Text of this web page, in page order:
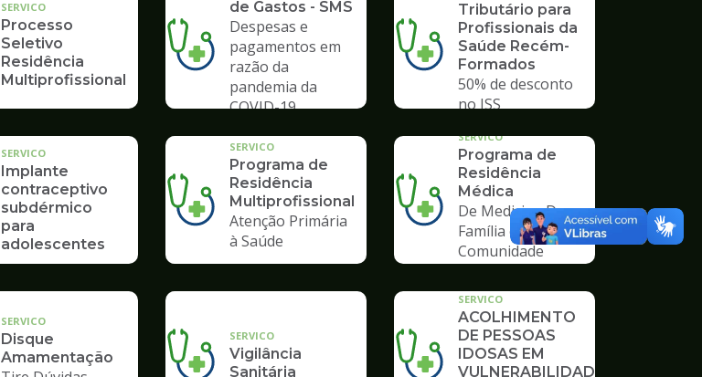
SERVICO
Processo
Seletivo
Residência
Multiprofissional
de Gastos - SMS
Despesas e
pagamentos em
razão da
pandemia da
COVID-19
Tributário para
Profissionais da
Saúde Recém-
Formados
50% de desconto
no ISS
SERVICO
Implante
contraceptivo
subdérmico
para
adolescentes
SERVICO
Programa de
Residência
Multiprofissional
Atenção Primária
à Saúde
SERVICO
Programa de
Residência
Médica
De Medicina De
Família e
Comunidade
SERVICO
Disque
Amamentação
SERVICO
Vigilância
Sanitária
SERVICO
ACOLHIMENTO
DE PESSOAS
IDOSAS EM
VULNERABILIDADE